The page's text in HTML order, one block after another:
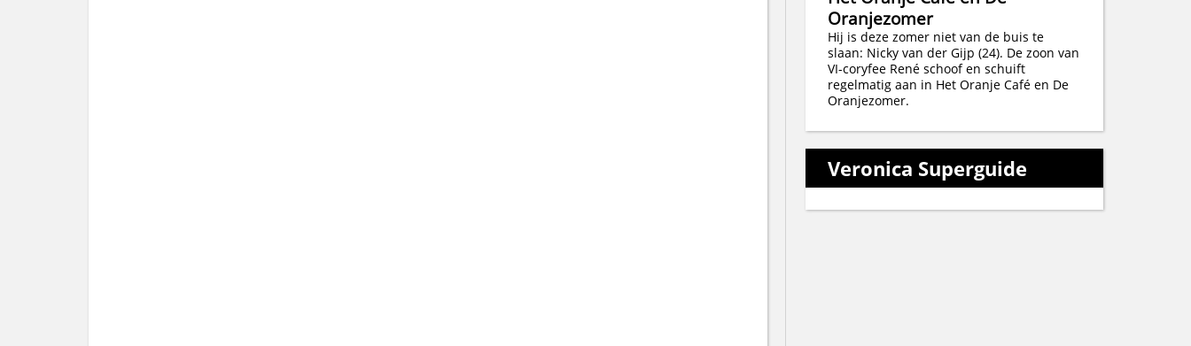
Oranjezomer
Hij is deze zomer niet van de buis te
slaan: Nicky van der Gijp (24). De zoon van
VI-coryfee René schoof en schuift
regelmatig aan in Het Oranje Café en De
Oranjezomer.
Veronica Superguide